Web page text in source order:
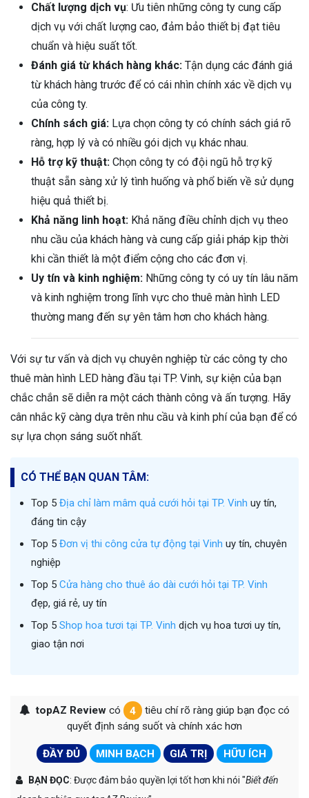
Chất lượng dịch vụ: Ưu tiên những công ty cung cấp
dịch vụ với chất lượng cao, đảm bảo thiết bị đạt tiêu
chuẩn và hiệu suất tốt.
Đánh giá từ khách hàng khác: Tận dụng các đánh giá
từ khách hàng trước để có cái nhìn chính xác về dịch vụ
của công ty.
Chính sách giá: Lựa chọn công ty có chính sách giá rõ
ràng, hợp lý và có nhiều gói dịch vụ khác nhau.
Hỗ trợ kỹ thuật: Chọn công ty có đội ngũ hỗ trợ kỹ
thuật sẵn sàng xử lý tình huống và phổ biến về sử dụng
hiệu quả thiết bị.
Khả năng linh hoạt: Khả năng điều chỉnh dịch vụ theo
nhu cầu của khách hàng và cung cấp giải pháp kịp thời
khi cần thiết là một điểm cộng cho các đơn vị.
Uy tín và kinh nghiệm: Những công ty có uy tín lâu năm
và kinh nghiệm trong lĩnh vực cho thuê màn hình LED
thường mang đến sự yên tâm hơn cho khách hàng.
Với sự tư vấn và dịch vụ chuyên nghiệp từ các công ty cho
thuê màn hình LED hàng đầu tại TP. Vinh, sự kiện của bạn
chắc chắn sẽ diễn ra một cách thành công và ấn tượng. Hãy
cân nhắc kỹ càng dựa trên nhu cầu và kinh phí của bạn để có
sự lựa chọn sáng suốt nhất.
CÓ THỂ BẠN QUAN TÂM:
Top 5 Địa chỉ làm mâm quả cưới hỏi tại TP. Vinh uy tín,
đáng tin cậy
Top 5 Đơn vị thi công cửa tự động tại Vinh uy tín, chuyên
nghiệp
Top 5 Cửa hàng cho thuê áo dài cưới hỏi tại TP. Vinh
đẹp, giá rẻ, uy tín
Top 5 Shop hoa tươi tại TP. Vinh dịch vụ hoa tươi uy tín,
giao tận nơi
topAZ Reviewcó 4
tiêu chí rõ ràng giúp bạn đọc có
quyết định sáng suốt và chính xác hơn
ĐẦY ĐỦ MINH BẠCH GIÁ TRỊ HỮU ÍCH
BẠN ĐỌC: Được đảm bảo quyền lợi tốt hơn khi nói "Biết đến